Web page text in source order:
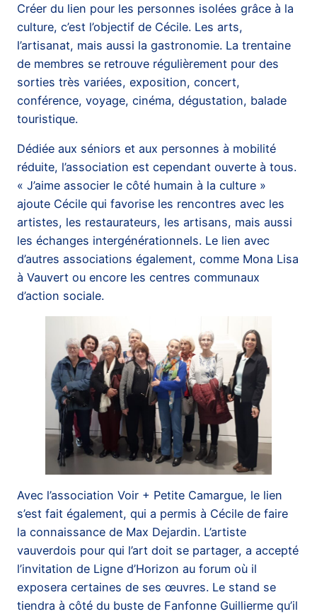
Créer du lien pour les personnes isolées grâce à la
culture, c’est l’objectif de Cécile. Les arts,
l’artisanat, mais aussi la gastronomie. La trentaine
de membres se retrouve régulièrement pour des
sorties très variées, exposition, concert,
conférence, voyage, cinéma, dégustation, balade
touristique.
Dédiée aux séniors et aux personnes à mobilité
réduite, l’association est cependant ouverte à tous.
« J’aime associer le côté humain à la culture »
ajoute Cécile qui favorise les rencontres avec les
artistes, les restaurateurs, les artisans, mais aussi
les échanges intergénérationnels. Le lien avec
d’autres associations également, comme Mona Lisa
à Vauvert ou encore les centres communaux
d’action sociale.
Avec l’association Voir + Petite Camargue, le lien
s’est fait également, qui a permis à Cécile de faire
la connaissance de Max Dejardin. L’artiste
vauverdois pour qui l’art doit se partager, a accepté
l’invitation de Ligne d’Horizon au forum où il
exposera certaines de ses œuvres. Le stand se
tiendra à côté du buste de Fanfonne Guillierme qu’il